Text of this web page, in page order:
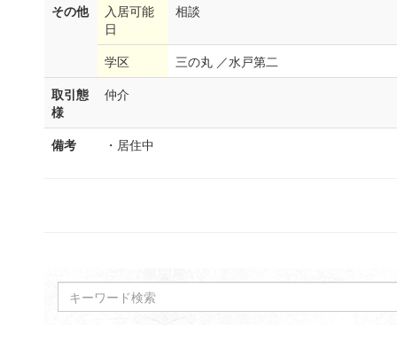
その他
入居可能
日
相談
学区
三の丸 ／水戸第二
取引態
様
仲介
備考 ・居住中